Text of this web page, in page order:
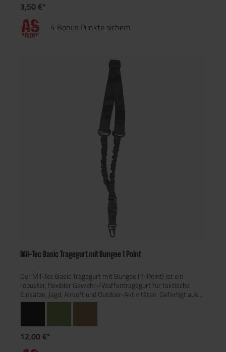
Tarnung von Waffen, Optiken, Griffen oder Ausrüstungsteilen
und sorgt gleichzeitig für besseren Halt und Schutz der
Oberfläche. Technische Daten: Material: 100 % Polyester mit
Elasthanummantelung Breite: 5 cm Länge: 4,5 m Farbe:
3,50 €*
4 Bonus Punkte sichern
Mil-Tec Basic Tragegurt mit Bungee 1 Point
Der Mil-Tec Basic Tragegurt mit Bungee (1-Point) ist ein
robuster, flexibler Gewehr-/Waffentragegurt für taktische
Einsätze, Jagd, Airsoft und Outdoor-Aktivitäten. Gefertigt aus
strapazierfähigem 100 % Polyester und ausgestattet mit
Tragegurt mit Bungee-Federung für bessere Dämpfung und
Bewegungsfreiheit Funktionaler, längenverstellbarer
12,00 €*